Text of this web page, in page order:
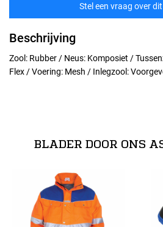
Stel een vraag over
Beschrijving
Zool: Rubber / Neus: Komposiet /
Flex / Voering: Mesh / Inlegzool:
Alle matenBLADER DOOR ONS